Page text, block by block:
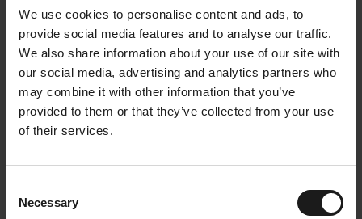
We use cookies to personalise content and ads, to
provide social media features and to analyse our traffic.
We also share information about your use of our site with
our social media, advertising and analytics partners who
may combine it with other information that you’ve
provided to them or that they’ve collected from your use
of their services.
Selection
Necessary
blijven er geregeld even staan voor een korte
babbel. Daarnaast waarderen veel mensen het feit
gezond en duurzaam alternatief
traditionele frisdranken.”
Het toestel brengt collega’s samen, verlaagt de
drempel om meer water te drinken en vervangt een
groot deel van de frisdrankconsumptie. Zonder dat
werkvloer?